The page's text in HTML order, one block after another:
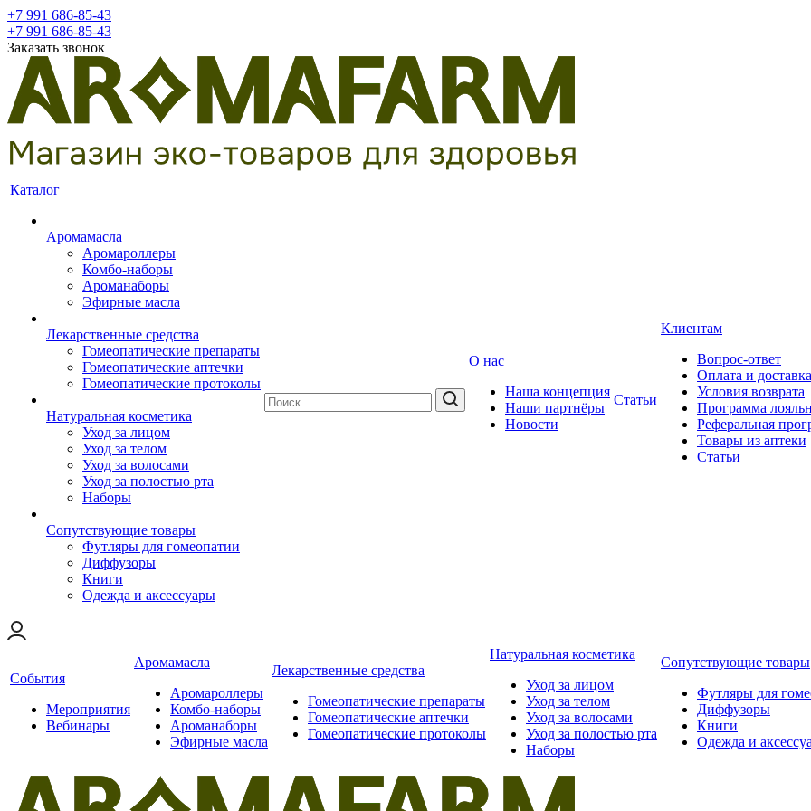
+7 991 686-85-43
+7 991 686-85-43
Заказать звонок
Каталог
Аромамасла
Аромароллеры
Комбо-наборы
Ароманаборы
Эфирные масла
Лекарственные средства
Гомеопатические препараты
Гомеопатические аптечки
Гомеопатические протоколы
Натуральная косметика
Уход за лицом
Уход за телом
Уход за волосами
Уход за полостью рта
Наборы
Сопутствующие товары
Футляры для гомеопатии
Диффузоры
Книги
Одежда и аксессуары
О нас
Наша концепция
Наши партнёры
Новости
Статьи
Клиентам
Вопрос-ответ
Оплата и доставка
Условия возврата
Программа
Реферальная
Товары из аптеки
Статьи
События
Мероприятия
Вебинары
Аромамасла
Аромароллеры
Комбо-наборы
Ароманаборы
Эфирные масла
Лекарственные средства
Гомеопатические препараты
Гомеопатические аптечки
Гомеопатические протоколы
Натуральная косметика
Уход за лицом
Уход за телом
Уход за волосами
Уход за полостью рта
Наборы
Сопутствующие товары
Футляры для
Диффузоры
Книги
Одежда и